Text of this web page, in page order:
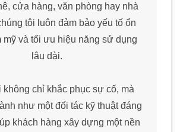
cửa hàng, văn phòng hay nhà
tôi luôn đảm bảo yếu tố ổn
mỹ và tối ưu hiệu năng sử dụng
lâu dài.
không chỉ khắc phục sự cố, mà
như một đối tác kỹ thuật đáng
khách hàng xây dựng một nền